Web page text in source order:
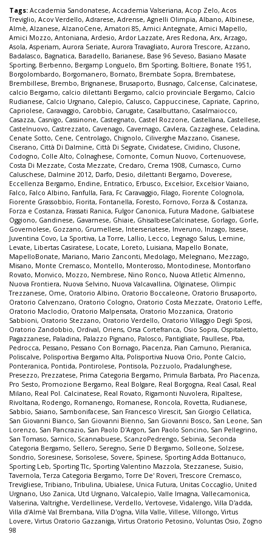
Tags: Accademia Sandonatese, Accademia Valseriana, Acop Zelo, Acos
Treviglio, Acov Verdello, Adrarese, Adrense, Agnelli Olimpia, Albano, Albinese,
Almè, Alzanese, AlzanoCene, Amatori 85, Amici Antegnate, Amici Mapello,
Amici Mozzo, Antoniana, Ardesio, Ardor Lazzate, Ares Redona, Arx, Arzago,
Asola, Asperiam, Aurora Seriate, Aurora Travagliato, Aurora Trescore, Azzano,
Badalasco, Bagnatica, Baradello, Barianese, Base 96 Seveso, Basiano Masate
Sporting, Berbenno, Bergamp Longuelo, Bm Sporting, Boltiere, Bonate 1951,
Borgolombardo, Borgomanero, Bornato, Brembate Sopra, Brembatese,
Brembillese, Brembo, Brignanese, Brusaporto, Busnago, Calcense, Calcinatese,
calcio Bergamo, calcio dilettanti Bergamo, calcio provinciale Bergamo, Calcio
Rudianese, Calcio Urgnano, Calepio, Calusco, Cappuccinese, Capriate, Caprino,
Capriolese, Caravaggio, Carobbio, Carugate, Casalbuttano, Casalmaiocco,
Casazza, Casnigo, Cassinone, Castegnato, Castel Rozzone, Castellana, Castellese,
Castelnuovo, Castrezzato, Cavenago, Cavernago, Cavlera, Cazzaghese, Celadina,
Cenate Sotto, Cene, Centrolago, Chignolo, Ciliverghe Mazzano, Cisanese,
Ciserano, Città Di Dalmine, Città Di Segrate, Cividatese, Cividino, Clusone,
Codogno, Colle Alto, Colnaghese, Comonte, Comun Nuovo, Cortenuovese,
Costa Di Mezzate, Costa Mezzate, Credaro, Crema 1908, Curnasco, Curno
Caluschese, Dalmine 2012, Darfo, Desio, dilettanti Bergamo, Doverese,
Eccellenza Bergamo, Endine, Entratico, Erbusco, Excelsior, Excelsior Vaiano,
Falco, Falco Albino, Fanfulla, Fara, Fc Caravaggio, Filago, Fiorente Colognola,
Fiorente Grassobbio, Fiorita, Fontanella, Foresto, Fornovo, Forza & Costanza,
Forza e Costanza, Frassati Ranica, Fulgor Canonica, Futura Madone, Galbiatese
Oggiono, Gandinese, Gavarnese, Ghiaie, GhisalbeseCalcinatese, Gorlago, Gorle,
Governolese, Gozzano, Grumellese, Interseriatese, Inveruno, Inzago, Issese,
Juventina Covo, La Sportiva, La Torre, Lallio, Lecco, Legnago Salus, Lemine,
Levate, Libertas Casiratese, Locate, Loreto, Luisiana, Mapello Bonate,
MapelloBonate, Mariano, Mario Zanconti, Medolago, Melegnano, Mezzago,
Misano, Monte Cremasco, Montello, Monterosso, Montodinese, Montorfano
Rovato, Monvico, Mozzo, Nembrese, Nino Ronco, Nuova Atletic Almenno,
Nuova Frontiera, Nuova Selvino, Nuova Valcavallina, Olginatese, Olimpic
Trezzanese, Ome, Oratorio Albino, Oratorio Boccaleone, Oratorio Brusaporto,
Oratorio Calvenzano, Oratorio Cologno, Oratorio Costa Mezzate, Oratorio Leffe,
Oratorio Maclodio, Oratorio Malpensata, Oratorio Mozzanica, Oratorio
Sabbioni, Oratorio Stezzano, Oratorio Verdello, Oratorio Villaggio Degli Sposi,
Oratorio Zandobbio, Ordival, Oriens, Orsa Cortefranca, Osio Sopra, Ospitaletto,
Pagazzanese, Paladina, Palazzo Pignano, Palosco, Pantigliate, Paullese, Pba,
Pedrocca, Pessano, Pessano Con Bornago, Piacenza, Pian Camuno, Pieranica,
Poliscalve, Polisportiva Bergamo Alta, Polisportiva Nuova Orio, Ponte Calcio,
Ponteranica, Pontida, Pontirolese, Pontisola, Pozzuolo, Pradalunghese,
Presezzo, Prezzatese, Prima Categoria Bergamo, Primula Barbata, Pro Piacenza,
Pro Sesto, Promozione Bergamo, Real Bolgare, Real Borgogna, Real Casal, Real
Milano, Real Pol. Calcinatese, Real Rovato, Rigamonti Nuvolera, Ripaltese,
Rivoltana, Rodengo, Romanengo, Romanese, Roncola, Rovetta, Rudianese,
Sabbio, Saiano, Sambonifacese, San Francesco Virescit, San Giorgio Cellatica,
San Giovanni Bianco, San Giovanni Bienno, San Giovanni Bosco, San Leone, San
Lorenzo, San Pancrazio, San Paolo D'Argon, San Paolo Soncino, San Pellegrino,
San Tomaso, Sarnico, Scannabuese, ScanzoPedrengo, Sebinia, Seconda
Categoria Bergamo, Sellero, Seregno, Serie D Bergamo, Solleone, Solzese,
Sondrio, Soresinese, Sorisolese, Sovere, Spinese, Sporting Adda Bottanuco,
Sporting Leb, Sporting Tlc, Sporting Valentino Mazzola, Stezzanese, Suisio,
Tavernola,Terza Categoria Bergamo,Torre De' Roveri,Trescore Cremasco,
Trevigliese,Tribiano,Tribulina, Ubialese, Unica Futura, Unitas Coccaglio, United
Urgnano, Uso Zanica, Utd Urgnano, Valcalepio, Valle Imagna, Vallecamonica,
Valserina, Valtrighe, Verdellinese, Verdello, Vertovese, Vidalengo, Villa D'adda,
Villa d'Almè Val Brembana, Villa D'ogna, Villa Valle, Villese, Villongo, Virtus
Lovere, Virtus Oratorio Gazzaniga, Virtus Oratorio Petosino, Voluntas Osio, Zogno
98